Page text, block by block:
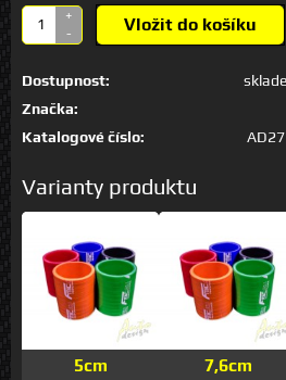
+
-
Vložit do košíku
Dostupnost:
Značka:
Katalogové číslo:
Varianty produktu
5cm 7,6cm